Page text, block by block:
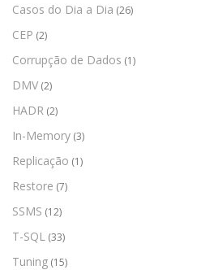
Casos do Dia a Dia (26)
CEP (2)
Corrupção de Dados (1)
DMV (2)
HADR (2)
In-Memory (3)
Replicação (1)
Restore (7)
SSMS (12)
T-SQL (33)
Tuning (15)